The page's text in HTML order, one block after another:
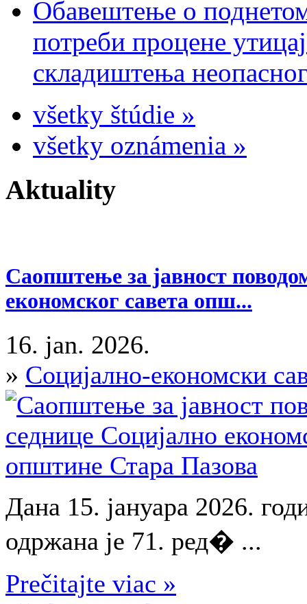
Обавештење о
потреби процене
складиштења
všetky štúdie »
všetky oznámenia »
Aktuality
Саопштење за јавност
економског савета опш...
16. jan. 2026.
» Социјално-економски
Дана 15. јануара 2026.
одржана је 71. ред� ...
Prečitajte viac »